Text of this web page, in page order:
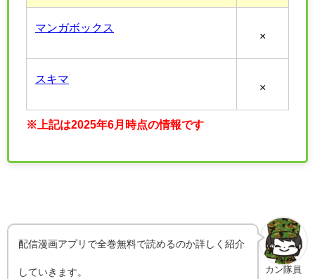
マンガボックス
×
スキマ
×
※上記は2025年6月時点の情報です
カン隊員
配信漫画アプリで全巻無料で読めるのか詳しく紹介
していきます。